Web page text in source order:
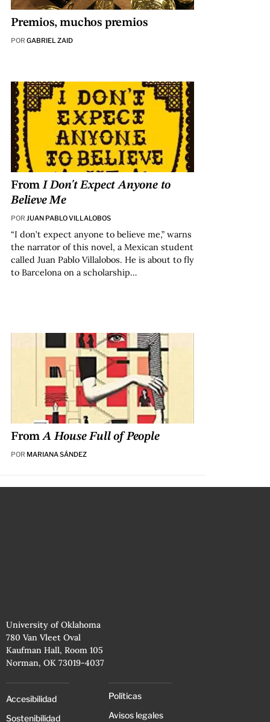
Premios, muchos premios
POR GABRIEL ZAID
FromI Don't Expect Anyone to
Believe Me
POR JUAN PABLO VILLALOBOS
“I don’t expect anyone to believe me,” warns
the narrator of this novel, a Mexican student
called Juan Pablo Villalobos. He is about to fly
to Barcelona on a scholarship…
FromA House Full of People
POR MARIANA SÁNDEZ
University of Oklahoma
780 Van Vleet Oval
Kaufman Hall, Room 105
Norman, OK 73019-4037
Accesibilidad
Sostenibilidad
Políticas
Avisos legales